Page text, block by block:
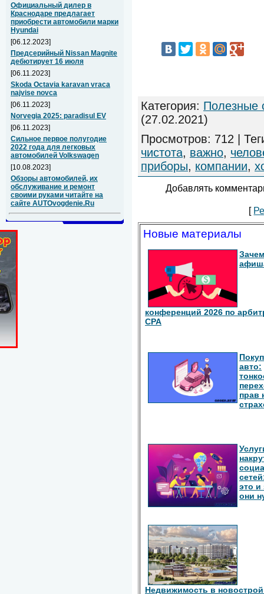
Официальный дилер в
Краснодаре предлагает
приобрести автомобили марки
Hyundai
[06.12.2023]
Предсерийный Nissan Magnite
дебютирует 16 июля
[06.11.2023]
Skoda Octavia karavan vraca
najvise novca
[06.11.2023]
Norvegia 2025: paradisul EV
[06.11.2023]
Сильное первое полугодие
2022 года для легковых
автомобилей Volkswagen
[10.08.2023]
Обзоры автомобилей, их
обслуживание и ремонт
своими руками читайте на
сайте AUTOvogdenie.Ru
Категория: Полезные
(27.02.2021)
Просмотров: 712 |
чистота, важно,
приборы, компании,
Добавлять
[
Новые материалы
конференций 2026 по
СРА
авто:
прав
это и
они
Недвижимость в